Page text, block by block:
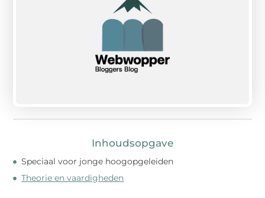
Inhoudsopgave
Speciaal voor jonge hoogopgeleiden
Theorie en vaardigheden